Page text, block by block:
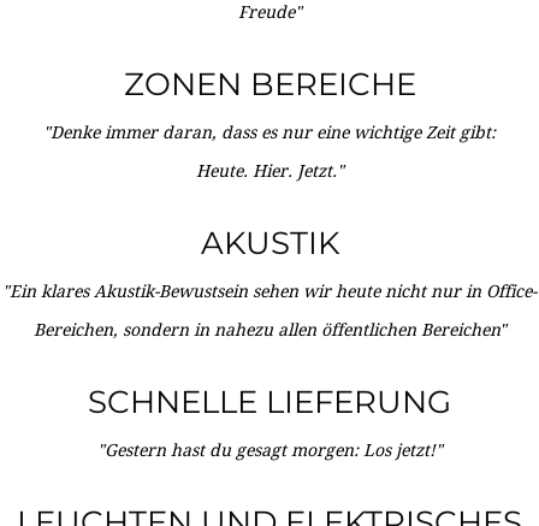
Freude"
ZONEN BEREICHE
"Denke immer daran, dass es nur eine wichtige Zeit gibt:
Heute. Hier. Jetzt."
AKUSTIK
"Ein klares Akustik-Bewustsein sehen wir heute nicht nur in Office-
Bereichen, sondern in nahezu allen öffentlichen Bereichen"
SCHNELLE LIEFERUNG
"Gestern hast du gesagt morgen: Los jetzt!"